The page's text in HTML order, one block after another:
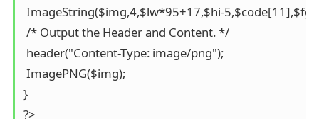
ImageString($img,4,$lw*95+17,$hi-
/* Output the Header and Content. */
header("Content-Type: image/png");
ImagePNG($img);
}
?>